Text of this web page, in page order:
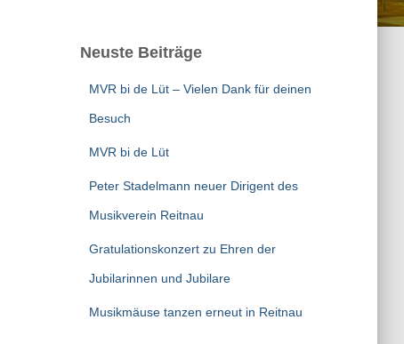
Neuste Beiträge
MVR bi de Lüt – Vielen Dank für deinen
Besuch
MVR bi de Lüt
Peter Stadelmann neuer Dirigent des
Musikverein Reitnau
Gratulationskonzert zu Ehren der
Jubilarinnen und Jubilare
Musikmäuse tanzen erneut in Reitnau